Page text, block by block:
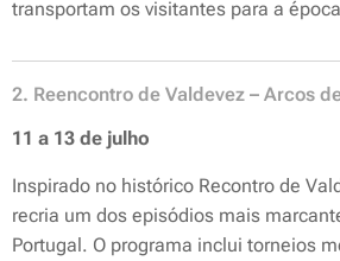
transportam os visitantes para a
2. Reencontro de Valdevez – Arcos
11 a 13 de julho
Inspirado no histórico Recontro de
recria um dos episódios mais
Portugal. O programa inclui torneios